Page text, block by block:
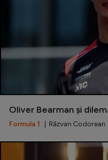
Clasamente
Champions
Europa
Oliver Bearman și
Formula 1 | Răzvan